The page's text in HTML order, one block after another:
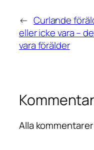
← Curlande
eller icke vara –
vara förälder
Alla